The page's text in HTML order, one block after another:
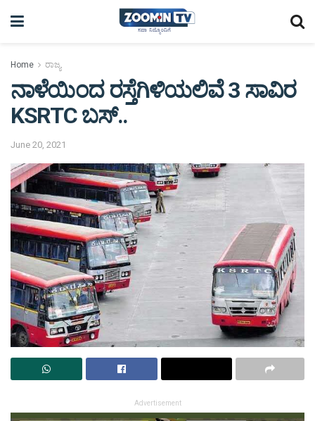
Home ರಾಜ್ಯ
ನಾಳೆಯಿಂದ ರಸ್ತೆಗಿಳಿಯಲಿವೆ 3 ಸಾವಿರ
KSRTC ಬಸ್..
June 20, 2021
Advertisement